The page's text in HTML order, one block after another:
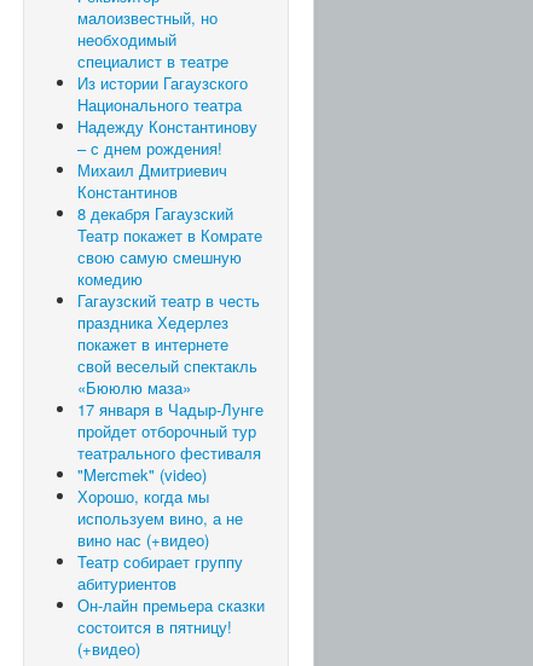
малоизвестный, но
необходимый
специалист в театре
Из истории Гагаузского
Национального театра
Надежду Константинову
– с днем рождения!
Михаил Дмитриевич
Константинов
8 декабря Гагаузский
Театр покажет в Комрате
свою самую смешную
комедию
Гагаузский театр в честь
праздника Хедерлез
покажет в интернете
свой веселый спектакль
«Бююлю маза»
17 января в Чадыр-Лунге
пройдет отборочный тур
театрального фестиваля
"Mercmek" (video)
Хорошо, когда мы
используем вино, а не
вино нас (+видео)
Театр собирает группу
абитуриентов
Он-лайн премьера сказки
состоится в пятницу!
(+видео)